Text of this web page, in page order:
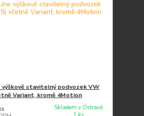
výškově stavitelný podvozek VW
Variant, kromě 4Motion
Skladem v Ostravě